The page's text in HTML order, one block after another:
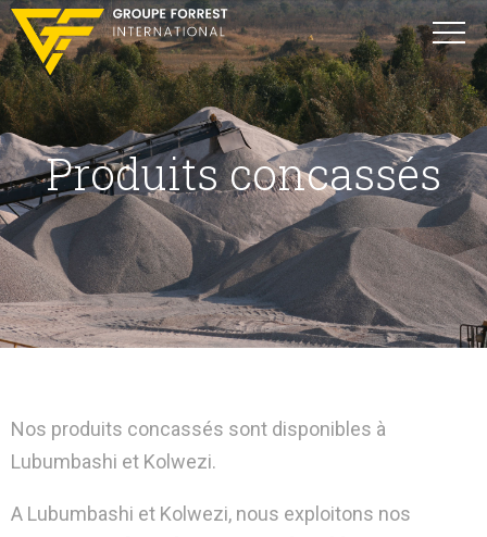
Produits concassés
Nos produits concassés sont disponibles à
Lubumbashi et Kolwezi.
A Lubumbashi et Kolwezi, nous exploitons nos